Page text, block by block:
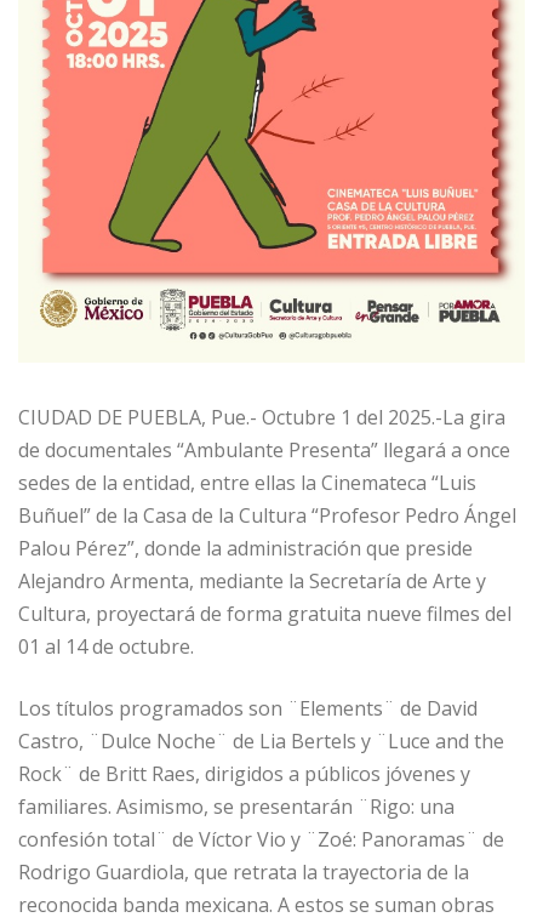
CIUDAD DE PUEBLA, Pue.- Octubre 1 del 2025.-La gira
de documentales “Ambulante Presenta” llegará a once
sedes de la entidad, entre ellas la Cinemateca “Luis
Buñuel” de la Casa de la Cultura “Profesor Pedro Ángel
Palou Pérez”, donde la administración que preside
Alejandro Armenta, mediante la Secretaría de Arte y
Cultura, proyectará de forma gratuita nueve filmes del
01 al 14 de octubre.
Los títulos programados son ¨Elements¨ de David
Castro, ¨Dulce Noche¨ de Lia Bertels y ¨Luce and the
Rock¨ de Britt Raes, dirigidos a públicos jóvenes y
familiares. Asimismo, se presentarán ¨Rigo: una
confesión total¨ de Víctor Vio y ¨Zoé: Panoramas¨ de
Rodrigo Guardiola, que retrata la trayectoria de la
reconocida banda mexicana. A estos se suman obras